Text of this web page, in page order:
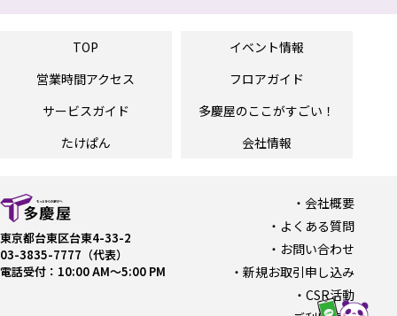
TOP
イベント情報
営業時間アクセス
フロアガイド
サービスガイド
多慶屋のここがすごい！
たけぱん
会社情報
東京都台東区台東4-33-2
03-3835-7777（代表）
電話受付：10:00 AM〜5:00 PM
会社概要
よくある質問
お問い合わせ
新規お取引申し込み
CSR活動